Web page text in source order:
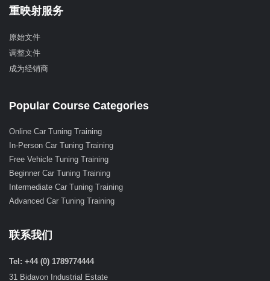
重映射服务
原始文件
调整文件
成为经销商
Popular Course Categories
Online Car Tuning Training
In-Person Car Tuning Training
Free Vehicle Tuning Training
Beginner Car Tuning Training
Intermediate Car Tuning Training
Advanced Car Tuning Training
联系我们
Tel: +44 (0) 1789774444
31 Bidavon Industrial Estate